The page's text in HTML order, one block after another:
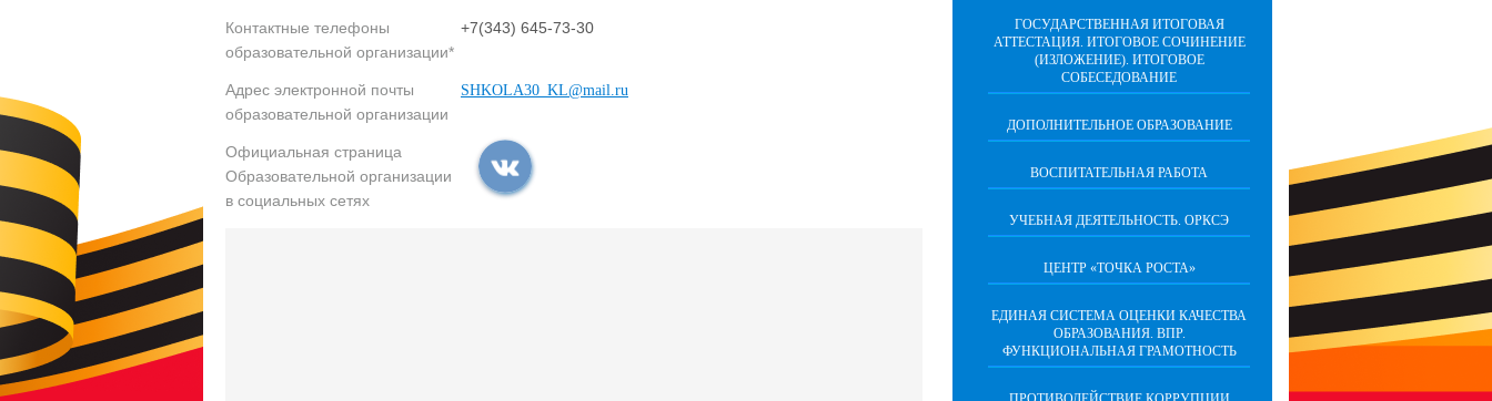
Контактные телефоны
образовательной организации*
+7(343) 645-73-30
Адрес электронной почты
образовательной организации
SHKOLA30_KL@mail.ru
Официальная страница
Образовательной организации
в социальных сетях
ГОСУДАРСТВЕННАЯ ИТОГОВАЯ
АТТЕСТАЦИЯ. ИТОГОВОЕ СОЧИНЕНИЕ
(ИЗЛОЖЕНИЕ). ИТОГОВОЕ
СОБЕСЕДОВАНИЕ
ДОПОЛНИТЕЛЬНОЕ ОБРАЗОВАНИЕ
ВОСПИТАТЕЛЬНАЯ РАБОТА
УЧЕБНАЯ ДЕЯТЕЛЬНОСТЬ. ОРКСЭ
ЦЕНТР «ТОЧКА РОСТА»
ЕДИНАЯ СИСТЕМА ОЦЕНКИ КАЧЕСТВА
ОБРАЗОВАНИЯ. ВПР.
ФУНКЦИОНАЛЬНАЯ ГРАМОТНОСТЬ